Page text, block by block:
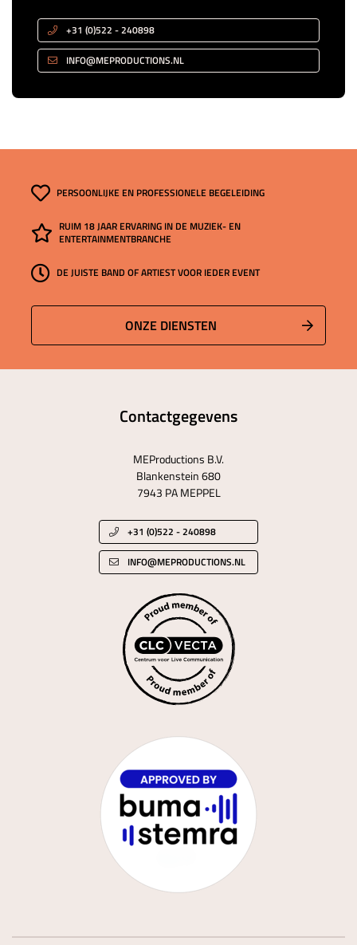
+31 (0)522 - 240898
INFO@MEPRODUCTIONS.NL
PERSOONLIJKE EN PROFESSIONELE BEGELEIDING
RUIM 18 JAAR ERVARING IN DE MUZIEK- EN
ENTERTAINMENTBRANCHE
DE JUISTE BAND OF ARTIEST VOOR IEDER EVENT
ONZE DIENSTEN
Contactgegevens
MEProductions B.V.
Blankenstein 680
7943 PA MEPPEL
+31 (0)522 - 240898
INFO@MEPRODUCTIONS.NL